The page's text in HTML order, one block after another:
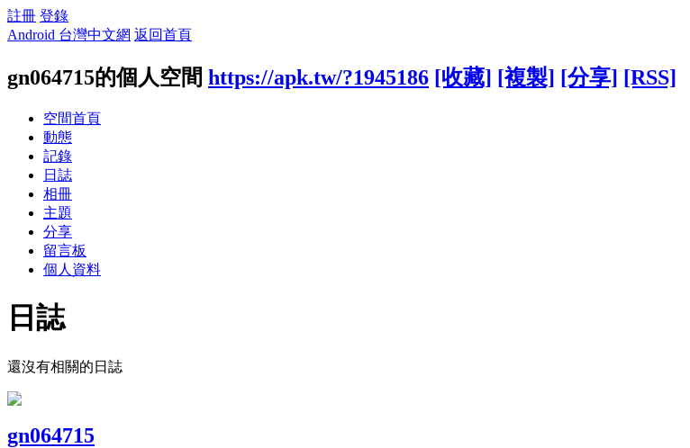
註冊 登錄
Android 台灣中文網 返回首頁
gn064715的個人空間 https://apk.tw/?1945186 [收藏] [複製] [分享] [RSS]
空間首頁
動態
記錄
日誌
相冊
主題
分享
留言板
個人資料
日誌
還沒有相關的日誌
gn064715